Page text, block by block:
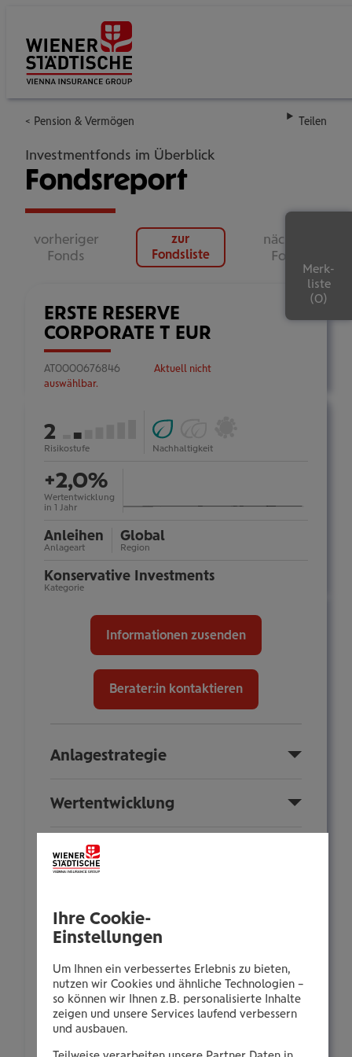
Pension & Vermögen Teilen
Investmentfonds im Überblick
Fondsreport
ERSTE RESERVE
CORPORATE T EUR
AT0000676846
Aktuell nicht
auswählbar.
vorheriger
Fonds
zur
Fondsliste
nächster
Fonds
Risikostufe
2
von
7
Nachhaltigkeit
ESG
Fonds
(Art.Investments
Wertentwicklung
in 1 Jahr
+2,0%
Anlageart
Anleihen
Region
Global
Kategorie
Konservative Investments
Informationen zusenden
Berater:in kontaktieren
Anlagestrategie
Wertentwicklung
Sparplan
Nachhaltigkeit
Anlegerinformationen
Merk-
liste
Ihre Cookie-
Einstellungen
Um Ihnen ein verbessertes Erlebnis zu bieten,
nutzen wir Cookies und ähnliche Technologien –
so können wir Ihnen z.B. personalisierte Inhalte
zeigen und unsere Services laufend verbessern
und ausbauen.